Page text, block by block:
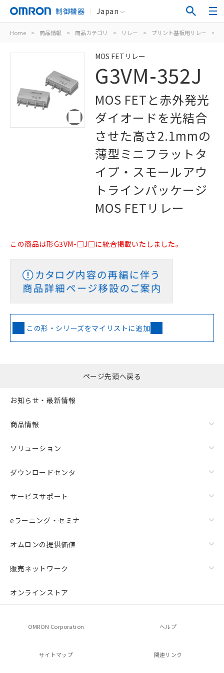
制御機器 Japan
Home > 商品情報 > 商品カテゴリ > リレー > プリント基板用リレー >
MOS FETリレー
G3VM-352J
MOS FETと赤外発光
ダイオードを光結合
させた高さ2.1mmの
薄型ミニフラットタ
イプ・スモールアウ
トラインパッケージ
MOS FETリレー
この商品は形G3VM-□J□に統合掲載いたしました。
この形・シリーズをマイリストに追加
ページ先頭へ戻る
お知らせ・最新情報
商品情報
ソリューション
ダウンロードセンタ
サービスサポート
eラーニング・セミナ
オムロンの提供価値
販売ネットワーク
オンラインストア
OMRON Corporation ヘルプ
サイトマップ 関連リンク